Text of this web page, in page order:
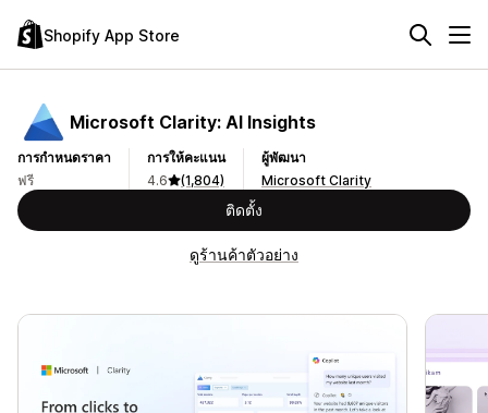
Shopify App Store
Microsoft Clarity: AI Insights
การกำหนดราคา
ฟรี
การให้คะแนน
4.6
(1,804)
ผู้พัฒนา
Microsoft Clarity
ติดตั้ง
ดูร้านค้าตัวอย่าง